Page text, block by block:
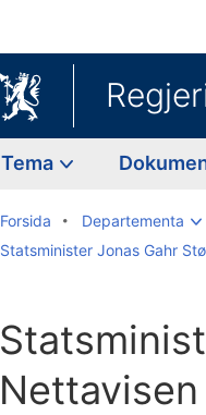
Tema
Forsida Departementa
Statsminister Jonas Gahr